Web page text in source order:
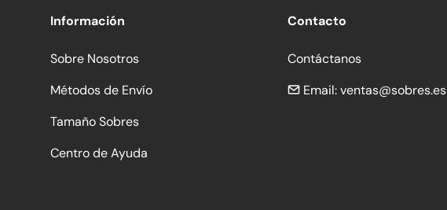
Información
Sobre Nosotros
Métodos de Envío
Tamaño Sobres
Centro de Ayuda
Contacto
Contáctanos
Email:ventas@sobres.es